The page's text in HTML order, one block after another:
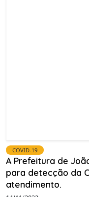
COVID-19
A Prefeitura de
para detecção da
atendimento.